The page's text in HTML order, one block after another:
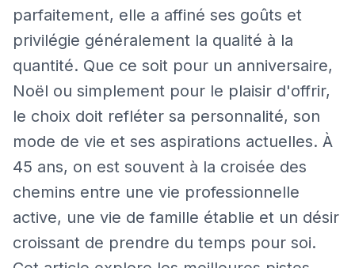
parfaitement, elle a affiné ses goûts et
privilégie généralement la qualité à la
quantité. Que ce soit pour un anniversaire,
Noël ou simplement pour le plaisir d'offrir,
le choix doit refléter sa personnalité, son
mode de vie et ses aspirations actuelles. À
45 ans, on est souvent à la croisée des
chemins entre une vie professionnelle
active, une vie de famille établie et un désir
croissant de prendre du temps pour soi.